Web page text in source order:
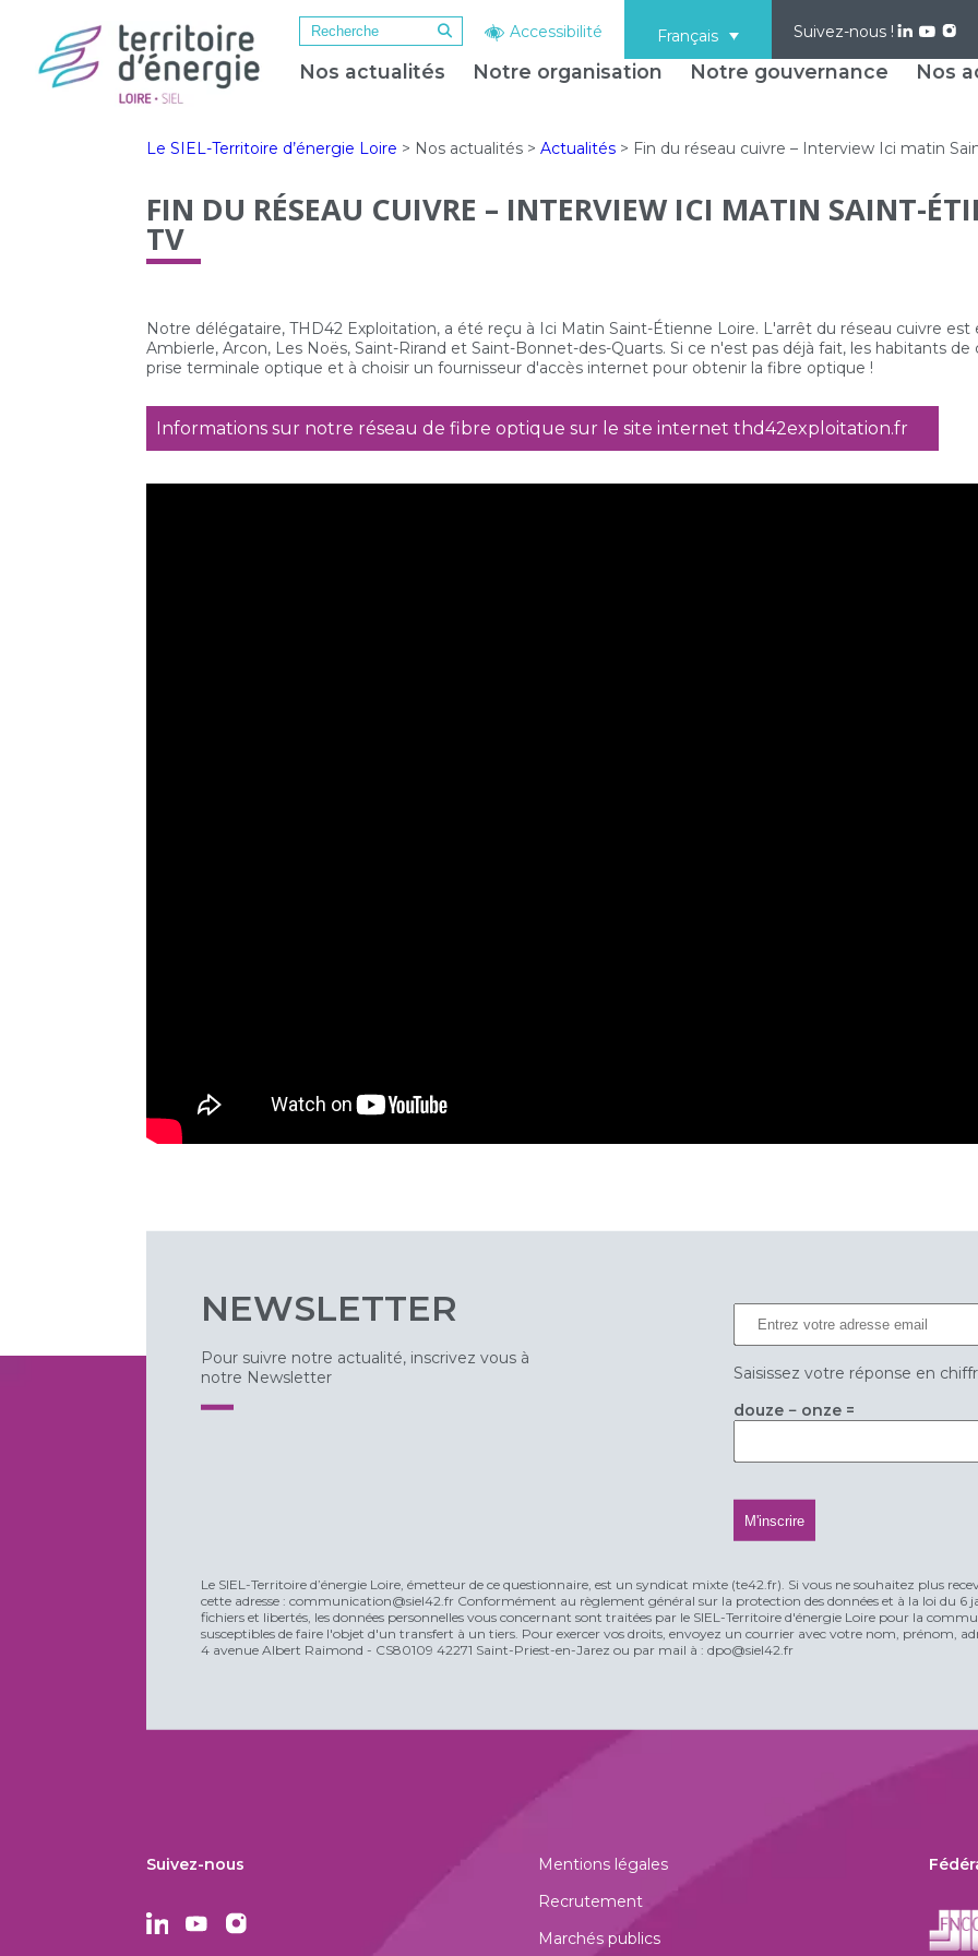
Accessibilité Français Suivez-nous !
Nos actualités Notre organisation Notre gouvernance Nos
Le SIEL-Territoire d’énergie Loire > Nos actualités >Actualités > Fin du réseau cuivre – Interview Ici matin
FIN DU RÉSEAU CUIVRE – INTERVIEW ICI MATIN SAINT-
TV
Notre délégataire, THD42 Exploitation, a été reçu à Ici Matin Saint-Étienne Loire. L'arrêt du réseau cuivre
Ambierle, Arcon, Les Noës, Saint-Rirand et Saint-Bonnet-des-Quarts. Si ce n'est pas déjà fait, les habitants
prise terminale optique et à choisir un fournisseur d'accès internet pour obtenir la fibre optique !
Informations sur notre réseau de fibre optique sur le site internet thd42exploitation.fr
NEWSLETTER
Pour suivre notre actualité, inscrivez vous à
notre Newsletter
Saisissez votre réponse en
douze − onze =
Le SIEL-Territoire d’énergie Loire, émetteur de ce questionnaire, est un syndicat mixte (te42.fr). Si vous ne souhaitez plus
cette adresse : communication@siel42.fr Conformément au règlement général sur la protection des données et à la loi du 6
fichiers et libertés, les données personnelles vous concernant sont traitées par le SIEL-Territoire d'énergie Loire pour la
susceptibles de faire l'objet d'un transfert à un tiers. Pour exercer vos droits, envoyez un courrier avec votre nom, prénom,
4 avenue Albert Raimond - CS80109 42271 Saint-Priest-en-Jarez ou par mail à : dpo@siel42.fr
Suivez-nous
Mentions légales
Recrutement
Marchés publics